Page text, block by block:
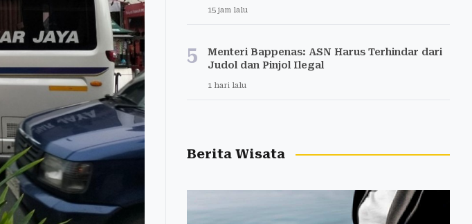
15 jam lalu
5
Menteri Bappenas: ASN Harus Terhindar dari
Judol dan Pinjol Ilegal
1 hari lalu
Berita Wisata